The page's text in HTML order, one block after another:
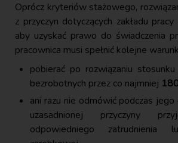
Oprócz kryteriów stażowego,
z przyczyn dotyczących zakładu
aby uzyskać prawo do świadczenia
pracownica musi spełnić kolejne
pobierać po rozwiązaniu
bezrobotnych przez co najmniej
ani razu nie odmówić podczas
uzasadnionej przyczyny
odpowiedniego